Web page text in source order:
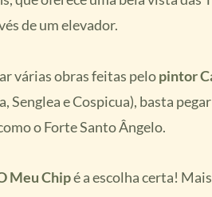
de um elevador.
várias obras feitas pelopintor
e Cospicua), basta
o Forte Santo Ângelo.
Meu Chipé a escolha certa!